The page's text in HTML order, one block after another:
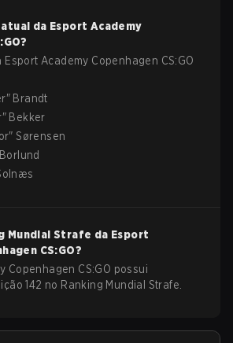
da Esport Academy
?
Esport Academy Copenhagen CS:GO
" Brandt
" Bekker
"Sørensen
Borlund
Mundial Strafe da Esport
CS:GO?
Copenhagen CS:GO possui
142 no Ranking Mundial Strafe.